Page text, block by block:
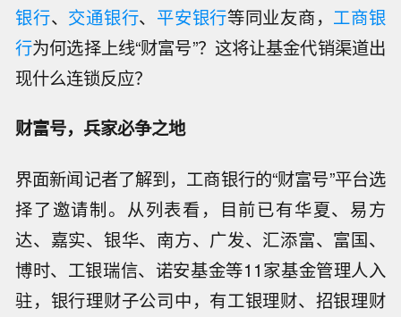
银行、 交通银行、 平安银行等同业友商， 工商银
行为何选择上线“财富号”？这将让基金代销渠道出
现什么连锁反应？
财富号，兵家必争之地
界面新闻记者了解到，工商银行的“财富号”平台选
择了邀请制。从列表看，目前已有华夏、易方
达、嘉实、银华、南方、广发、汇添富、富国、
博时、工银瑞信、诺安基金等11家基金管理人入
驻，银行理财子公司中，有工银理财、招银理财